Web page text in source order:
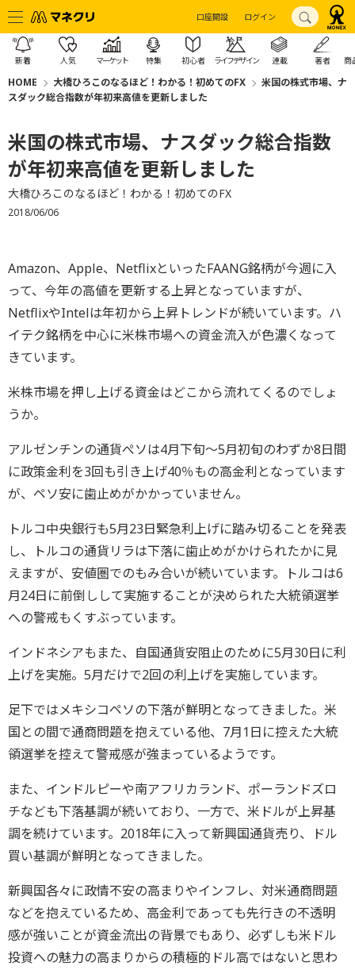
口座開設 ログイン
新着 人気 マーケット 特集 初心者 ライフデザイン 連載 著者 商
HOME 大橋ひろこのなるほど！わかる！初めてのFX
米国の株式市場、ナ
スダック総合指数が年初来高値を更新しました
米国の株式市場、ナスダック総合指数
が年初来高値を更新しました
大橋ひろこのなるほど！わかる！初めてのFX
2018/06/06
Amazon、Apple、NetflixといったFAANG銘柄が今週に入
って、今年の高値を更新する上昇となっていますが、
NetflixやIntelは年初から上昇トレンドが続いています。ハ
イテク銘柄を中心に米株市場への資金流入が色濃くなって
きています。
米株市場を押し上げる資金はどこから流れてくるのでしょ
うか。
アルゼンチンの通貨ぺソは4月下旬～5月初旬のわずか8日間
に政策金利を3回も引き上げ40％もの高金利となっています
が、ペソ安に歯止めがかかっていません。
トルコ中央銀行も5月23日緊急利上げに踏み切ることを発表
し、トルコの通貨リラは下落に歯止めがかけられたかに見
えますが、安値圏でのもみ合いが続いています。トルコは6
月24日に前倒しして実施することが決められた大統領選挙
への警戒もくすぶっています。
インドネシアもまた、自国通貨安阻止のために5月30日に利
上げを実施。5月だけで2回の利上げを実施しています。
足下ではメキシコペソの下落が鮮明となってきました。米
国との間で通商問題を抱えている他、7月1日に控えた大統
領選挙を控えて警戒感が強まっているようです。
また、インドルピーや南アフリカランド、ポーランドズロ
チなども下落基調が続いており、一方で、米ドルが上昇基
調を続けています。2018年に入って新興国通貨売り、ドル
買い基調が鮮明となってきました。
新興国各々に政情不安の高まりやインフレ、対米通商問題
などを抱えているため、高金利であっても先行きの不透明
感が強いことが資金流出の背景でもあり、必ずしも米ドル
投資への魅力の高まりからの積極的ドル高ではないと思わ